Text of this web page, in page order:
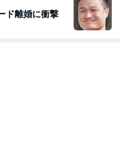
ド離婚に衝撃